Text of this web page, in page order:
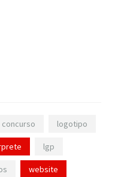
concurso logotipo
lgp
website